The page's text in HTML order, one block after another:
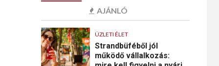
AJÁNLÓ
ÜZLETI ÉLET
Strandbüféből jól
működő vállalkozás: